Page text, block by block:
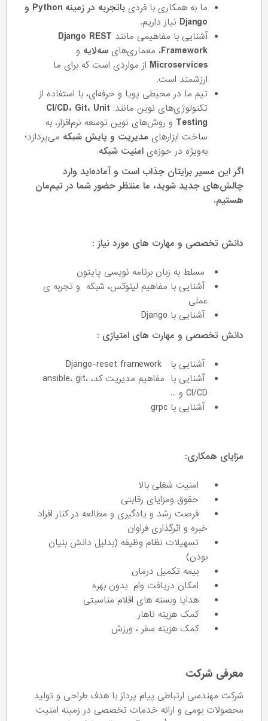
ما به همکاری با فردی
باتجربه در زمینه Python و
Django نیاز داریم.
آشنایی با مفاهیمی مانند Django REST
Framework، معماری‌های سه‌لایه و
Microservices از مواردی است که برای ما
ارزشمند است.
تیم ما در محیطی پویا و حرفه‌ای، با استفاده از
تکنولوژی‌های نوین مانند: CI/CD، Git، Unit
Testing و روش‌های نوین توسعه نرم‌افزار، به
ساخت ابزارهای مدیریت و پایش شبکه می‌پردازد؛
به‌ویژه در حوزه‌ی امنیت شبکه.
اگر این مسیر برایتان جذاب است و آماده‌اید وارد
چالش‌های جدید شوید، ما منتظر حضور شما در تیم‌مان
هستیم.
دانش تخصصی و مهارت های مورد نیاز :
مسلط به زبان برنامه نویسی پایتون
آشنایی با مفاهیم لینوکس، شبکه و تجربه ی
عملی
آشنایی با Django
دانش تخصصی و مهارت های امتیازی :
آشنایی با
آشنایی با مفاهیم مدیریت کد، ansible، git،
CI/CD و ...
آشنایی با grpc
مزایای همکاری:
امنیت شغلی بالا
حقوق ومزایای رقابتی
فرصت رشد و یادگیری و مطالعه در کنار افراد
خبره و اثرگذاری فراوان
تسهیلات نظام وظیفه (بدلیل دانش بنیان
بودن)
بیمه تکمیل درمان
امکان دریافت وام بدون بهره
هدایا وبسته های اقلام مناسبتی
کمک هزینه ناهار
کمک هزینه سفر ، ورزش
معرفی شرکت
شرکت مهندسی ارتباطی پیام‌ پرداز با هدف طراحی و تولید
محصولات بومی و ارائه خدمات تخصصی در زمینه امنیت